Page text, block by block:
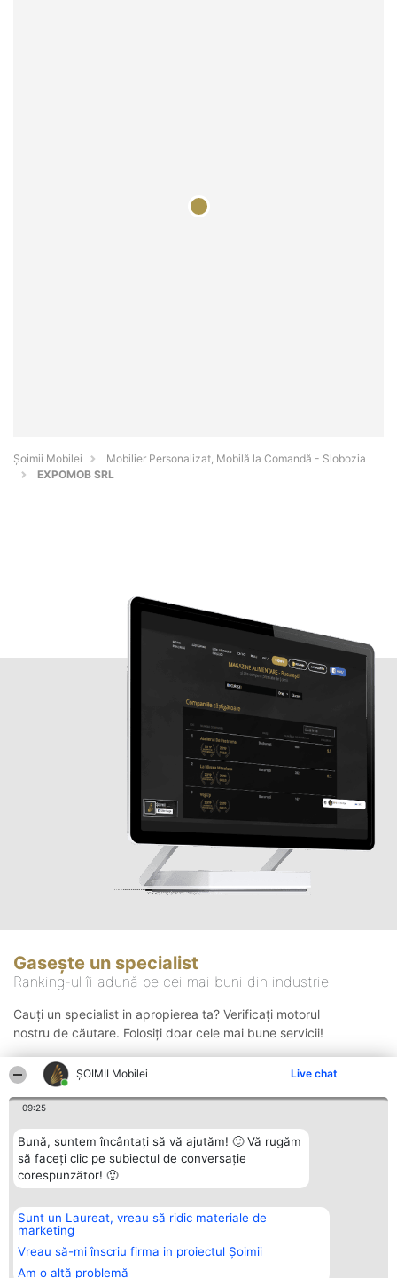
ȘOIMII Mobilei Live chat
09:25
Bună, suntem încântați să vă ajutăm! 🙂 Vă rugăm
să faceți clic pe subiectul de conversație
corespunzător! 🙂
Sunt un Laureat, vreau să ridic materiale de
marketing
Vreau să-mi înscriu firma in proiectul Șoimii
Am o altă problemă
Șoimii Mobilei
Mobilier Personalizat, Mobilă la Comandă - Slobozia
EXPOMOB SRL
Gasește un specialist
Ranking-ul îi adună pe cei mai buni din industrie
Cauți un specialist in apropierea ta? Verificați motorul
nostru de căutare. Folosiți doar cele mai bune servicii!
Organizator Ranking
BRIGHT SOLUTIONS BR SRL
Aleea Timisul De Sus 2 Bl. A30
Sc. A Et. 4 Ap. 13 Cod 061952
București
Plebiscyt
Lista Tuturor
Laureaților
Contact